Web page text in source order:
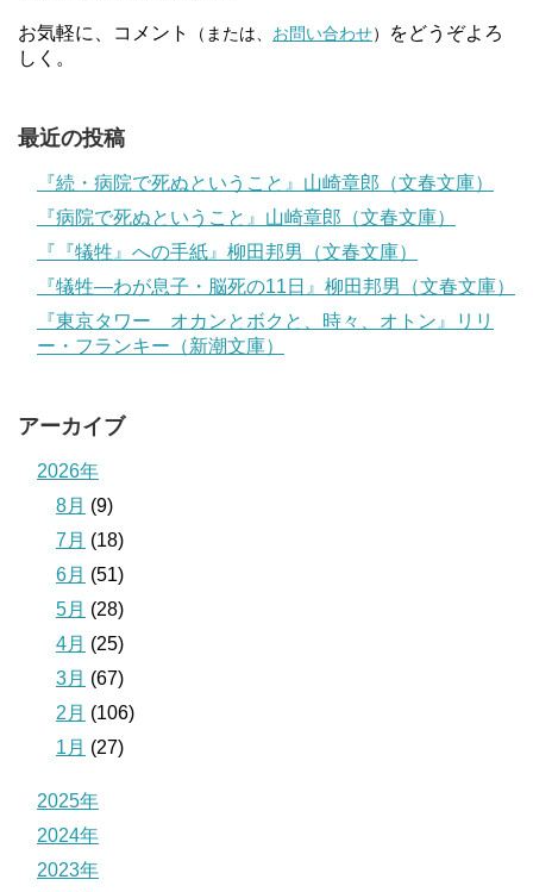
お気軽に、コメント （または、 お問い合わせ）
をどうぞよろ
しく。
最近の投稿
『続・病院で死ぬということ』山崎章郎（文春文庫）
『病院で死ぬということ』山崎章郎（文春文庫）
『『犠牲』への手紙』柳田邦男（文春文庫）
『犠牲―わが息子・脳死の11日』柳田邦男（文春文庫）
『東京タワー オカンとボクと、時々、オトン』リリ
ー・フランキー（新潮文庫）
アーカイブ
2026年
8月 (9)
7月 (18)
6月 (51)
5月 (28)
4月 (25)
3月 (67)
2月 (106)
1月 (27)
2025年
2024年
2023年